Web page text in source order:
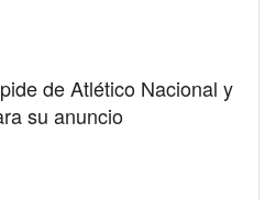
de Atlético Nacional y
su anuncio